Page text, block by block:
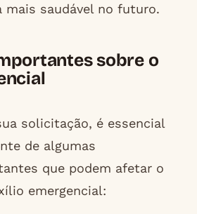
mais saudável no futuro.
sobre o
solicitação, é essencial
de algumas
que podem afetar o
emergencial: